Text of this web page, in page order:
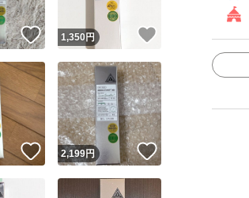
いいね！
1,350 円
いいね！
2,199円 いいね！